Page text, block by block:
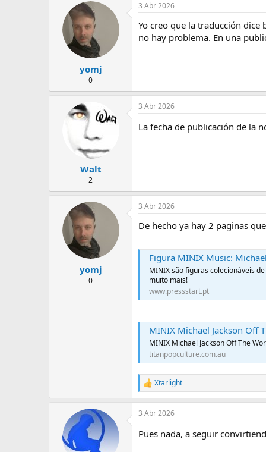
View
yomj
0
3 Abr 2026
Yo creo que la traducción
no hay problema. En una
Walt
2
3 Abr 2026
La fecha de publicación de la
yomj
0
3 Abr 2026
De hecho ya hay 2 paginas
Figura MINIX Music:
MINIX são figuras colecionáveis
muito mais!
www.pressstart.pt
MINIX Michael Jackson Off
MINIX Michael Jackson Off The
titanpopculture.com.au
R
e
a
c
i
Xtarlight
3 Abr 2026
Pues nada, a seguir